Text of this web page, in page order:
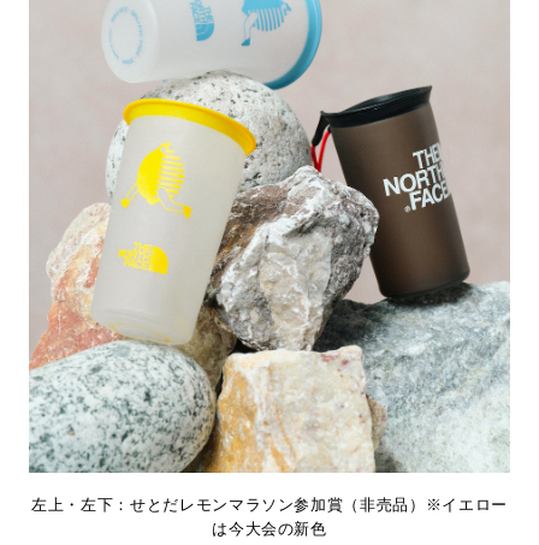
左上・左下：せとだレモンマラソン参加賞（非売品）※イエロー
は今大会の新色